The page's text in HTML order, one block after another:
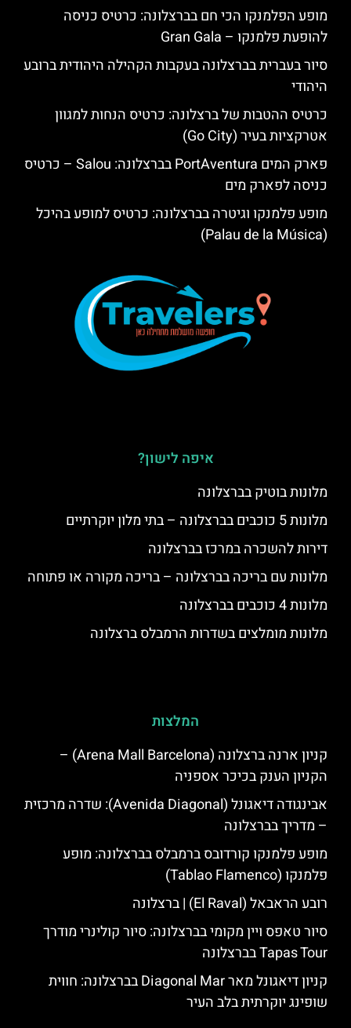
מופע הפלמנקו הכי חם בברצלונה: כרטיס כניסה
להופעת פלמנקו – Gran Gala
סיור בעברית בברצלונה בעקבות הקהילה היהודית ברובע
היהודי
כרטיס ההטבות של ברצלונה: כרטיס הנחות למגוון
אטרקציות בעיר (Go City)
פארק המים PortAventura בברצלונה: Salou – כרטיס
כניסה לפארק מים
מופע פלמנקו וגיטרה בברצלונה: כרטיס למופע בהיכל
(Palau de la Música)
איפה לישון?
מלונות בוטיק בברצלונה
מלונות 5 כוכבים בברצלונה – בתי מלון יוקרתיים
דירות להשכרה במרכז בברצלונה
מלונות עם בריכה בברצלונה – בריכה מקורה או פתוחה
מלונות 4 כוכבים בברצלונה
מלונות מומלצים בשדרות הרמבלס ברצלונה
המלצות
קניון ארנה ברצלונה (Arena Mall Barcelona) –
הקניון הענק בכיכר אספניה
אבינגודה דיאגונל (Avenida Diagonal): שדרה מרכזית
– מדריך בברצלונה
מופע פלמנקו קורדובס ברמבלס בברצלונה: מופע
פלמנקו (Tablao Flamenco)
רובע הראבאל (El Raval) | ברצלונה
סיור טאפס ויין מקומי בברצלונה: סיור קולינרי מודרך
Tapas Tour בברצלונה
קניון דיאגונל מאר Diagonal Mar בברצלונה: חווית
שופינג יוקרתית בלב העיר